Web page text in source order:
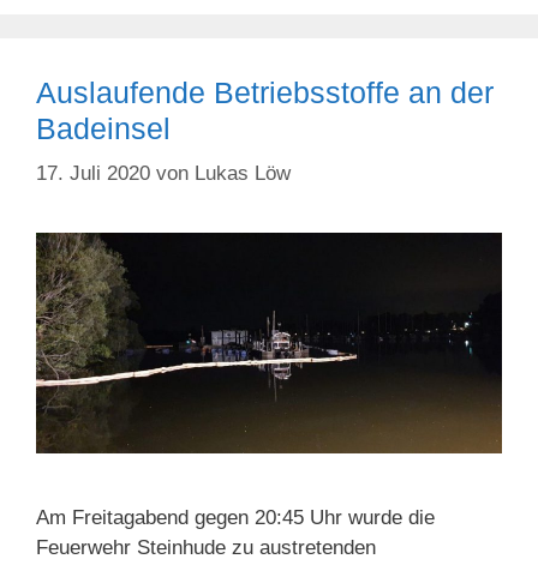
Auslaufende Betriebsstoffe an der
Badeinsel
17. Juli 2020 von Lukas Löw
Am Freitagabend gegen 20:45 Uhr wurde die
Feuerwehr Steinhude zu austretenden